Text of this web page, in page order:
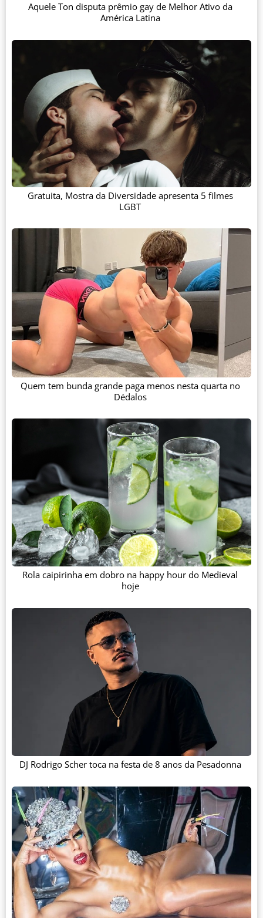
Aquele Ton disputa prêmio gay de Melhor Ativo da
América Latina
Gratuita, Mostra da Diversidade apresenta 5 filmes
LGBT
Quem tem bunda grande paga menos nesta quarta no
Dédalos
Rola caipirinha em dobro na happy hour do Medieval
hoje
DJ Rodrigo Scher toca na festa de 8 anos da Pesadonna